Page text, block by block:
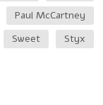
Paul McCartney
Styx
Sweet